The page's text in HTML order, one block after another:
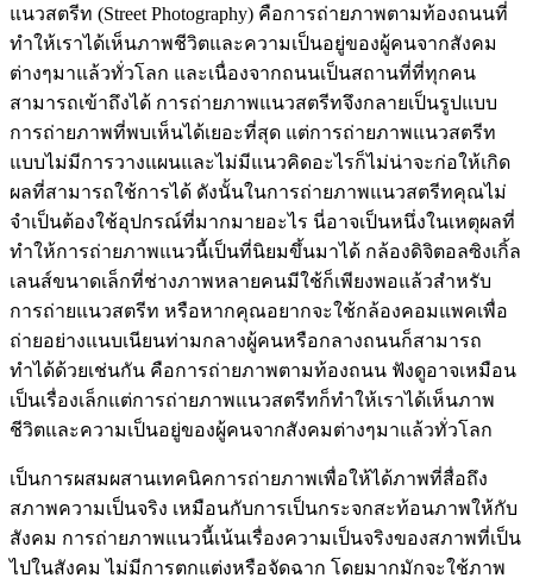
แนวสตรีท (Street Photography) คือการถ่ายภาพตามท้องถนนที่
ทำให้เราได้เห็นภาพชีวิตและความเป็นอยู่ของผู้คนจากสังคม
ต่างๆมาแล้วทั่วโลก และเนื่องจากถนนเป็นสถานที่ที่ทุกคน
สามารถเข้าถึงได้ การถ่ายภาพแนวสตรีทจึงกลายเป็นรูปแบบ
การถ่ายภาพที่พบเห็นได้เยอะที่สุด แต่การถ่ายภาพแนวสตรีท
แบบไม่มีการวางแผนและไม่มีแนวคิดอะไรก็ไม่น่าจะก่อให้เกิด
ผลที่สามารถใช้การได้ ดังนั้นในการถ่ายภาพแนวสตรีทคุณไม่
จำเป็นต้องใช้อุปกรณ์ที่มากมายอะไร นี่อาจเป็นหนึ่งในเหตุผลที่
ทำให้การถ่ายภาพแนวนี้เป็นที่นิยมขึ้นมาได้ กล้องดิจิตอลซิงเกิ้ล
เลนส์ขนาดเล็กที่ช่างภาพหลายคนมีใช้ก็เพียงพอแล้วสำหรับ
การถ่ายแนวสตรีท หรือหากคุณอยากจะใช้กล้องคอมแพคเพื่อ
ถ่ายอย่างแนบเนียนท่ามกลางผู้คนหรือกลางถนนก็สามารถ
ทำได้ด้วยเช่นกัน คือการถ่ายภาพตามท้องถนน ฟังดูอาจเหมือน
เป็นเรื่องเล็กแต่การถ่ายภาพแนวสตรีทก็ทำให้เราได้เห็นภาพ
ชีวิตและความเป็นอยู่ของผู้คนจากสังคมต่างๆมาแล้วทั่วโลก
เป็นการผสมผสานเทคนิคการถ่ายภาพเพื่อให้ได้ภาพที่สื่อถึง
สภาพความเป็นจริง เหมือนกับการเป็นกระจกสะท้อนภาพให้กับ
สังคม การถ่ายภาพแนวนี้เน้นเรื่องความเป็นจริงของสภาพที่เป็น
ไปในสังคม ไม่มีการตกแต่งหรือจัดฉาก โดยมากมักจะใช้ภาพ